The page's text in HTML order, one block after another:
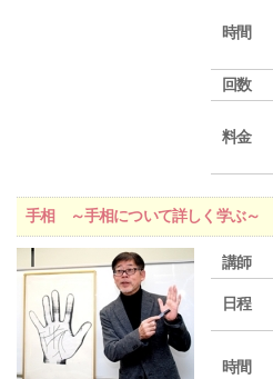
時間
回数
料金
手相 ～手相について詳しく学ぶ～
講師
日程
時間